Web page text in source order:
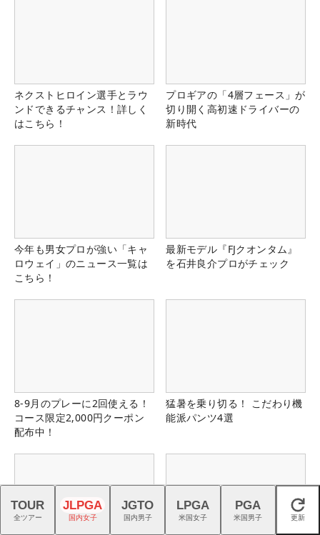
ネクストヒロイン選手とラウ
ンドできるチャンス！詳しく
はこちら！
プロギアの「4層フェース」が
切り開く高初速ドライバーの
新時代
今年も男女プロが強い「キャ
ロウェイ」のニュース一覧は
こちら！
最新モデル『FJクオンタム』
を石井良介プロがチェック
8-9月のプレーに2回使える！
コース限定2,000円クーポン
配布中！
猛暑を乗り切る！ こだわり機
能派パンツ4選
閉じる
TOUR
全ツアー
JLPGA
国内女子
JGTO
国内男子
LPGA
米国女子
PGA
米国男子 更新